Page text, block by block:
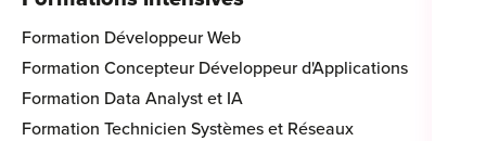
Formation Développeur Web
Formation Concepteur Développeur d'Applications
Formation Data Analyst et IA
Formation Technicien Systèmes et Réseaux